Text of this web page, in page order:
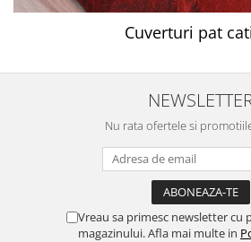
Cuverturi pat
Nu rata ofertele si
Vreau sa primesc newsletter cu
magazinului. Afla mai multe in